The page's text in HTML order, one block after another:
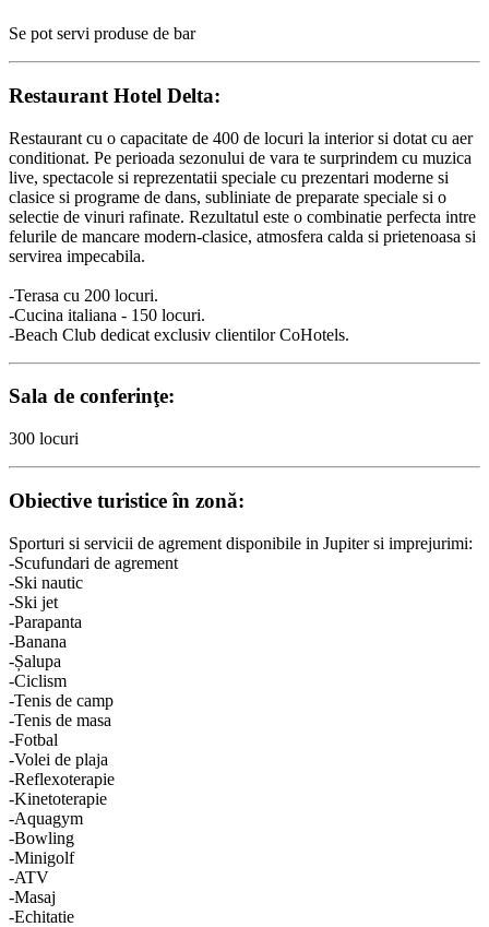
Se pot servi produse de bar
Restaurant Hotel Delta:
Restaurant cu o capacitate de 400 de locuri la interior si dotat cu aer
conditionat. Pe perioada sezonului de vara te surprindem cu muzica
live, spectacole si reprezentatii speciale cu prezentari moderne si
clasice si programe de dans, subliniate de preparate speciale si o
selectie de vinuri rafinate. Rezultatul este o combinatie perfecta intre
felurile de mancare modern-clasice, atmosfera calda si prietenoasa si
servirea impecabila.
-Terasa cu 200 locuri.
-Cucina italiana - 150 locuri.
-Beach Club dedicat exclusiv clientilor CoHotels.
Sala de conferinţe:
300 locuri
Obiective turistice în zonă:
Sporturi si servicii de agrement disponibile in Jupiter si imprejurimi:
-Scufundari de agrement
-Ski nautic
-Ski jet
-Parapanta
-Banana
-Șalupa
-Ciclism
-Tenis de camp
-Tenis de masa
-Fotbal
-Volei de plaja
-Reflexoterapie
-Kinetoterapie
-Aquagym
-Bowling
-Minigolf
-ATV
-Masaj
-Echitatie